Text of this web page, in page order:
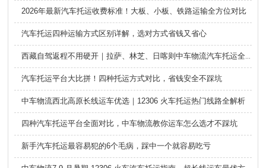
2026年最新汽车托运收费标准！大板、小板、铁路运输全方位对比
汽车托运四种运输方式区别详解，选对方式省钱又省心
西藏自驾返程不用硬开｜拉萨、林芝、日喀则中车物流汽车托运全指南
汽车托运平台大比拼！四种托运方式对比，省钱安全不踩坑
中车物流西北高原长线运车优选｜12306 火车托运热门线路全解析
四种汽车托运平台全面对比，中车物流教你运车怎么选才不踩坑
新手汽车托运最容易犯的6个毛病，踩中一个就容易吃亏